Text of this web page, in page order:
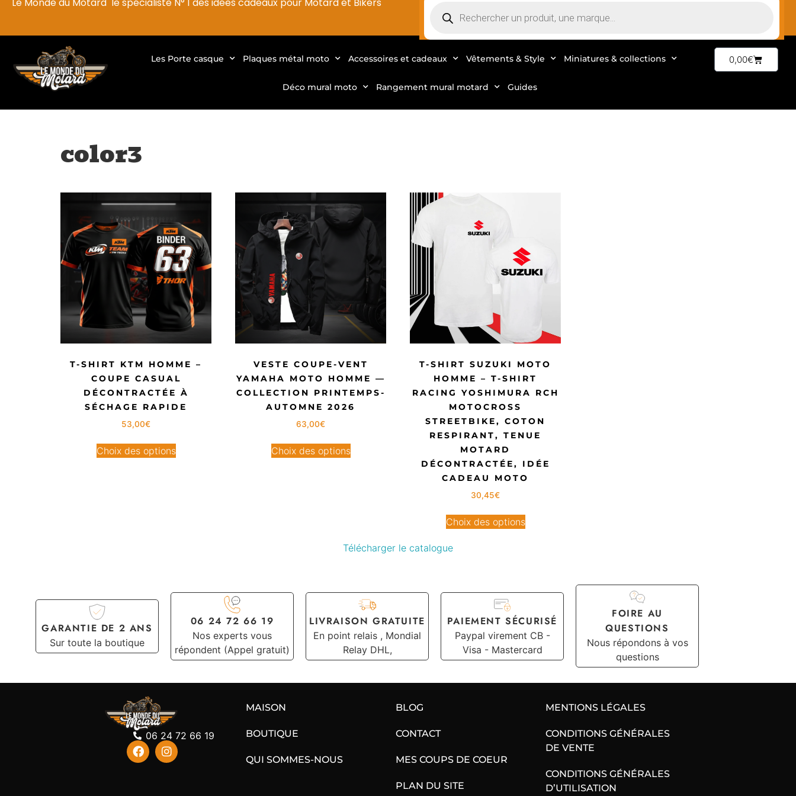
Les Porte casque Plaques métal moto Accessoires et cadeaux Vêtements & Style Miniatures & collections
Déco mural moto Rangement mural motard Guides
0,00€
color3
T-SHIRT KTM HOMME –
COUPE CASUAL
DÉCONTRACTÉE À
SÉCHAGE RAPIDE
53,00€
Choix des options
VESTE COUPE-VENT
YAMAHA MOTO HOMME —
COLLECTION PRINTEMPS-
AUTOMNE 2026
63,00€
Choix des options
T-SHIRT SUZUKI MOTO
HOMME – T-SHIRT
RACING YOSHIMURA RCH
MOTOCROSS
STREETBIKE, COTON
RESPIRANT, TENUE
MOTARD
DÉCONTRACTÉE, IDÉE
CADEAU MOTO
30,45€
Choix des options
Télécharger le catalogue
GARANTIE DE 2 ANS
Sur toute la boutique
06 24 72 66 19
Nos experts vous
répondent (Appel gratuit)
LIVRAISON GRATUITE
En point relais , Mondial
Relay DHL,
PAIEMENT SÉCURISÉ
Paypal virement CB -
Visa - Mastercard
FOIRE AU
QUESTIONS
Nous répondons à vos
questions
06 24 72 66 19
MAISON
BOUTIQUE
QUI SOMMES-NOUS
BLOG
CONTACT
MES COUPS DE COEUR
PLAN DU SITE
MENTIONS LÉGALES
CONDITIONS GÉNÉRALES
DE VENTE
CONDITIONS GÉNÉRALES
D’UTILISATION